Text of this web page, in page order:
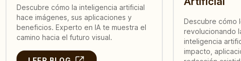
Descubre cómo la inteligencia artificial
hace imágenes, sus aplicaciones y
beneficios. Experto en IA te muestra el
camino hacia el futuro visual.
Descubre cómo
revolucionando
inteligencia
impacto,